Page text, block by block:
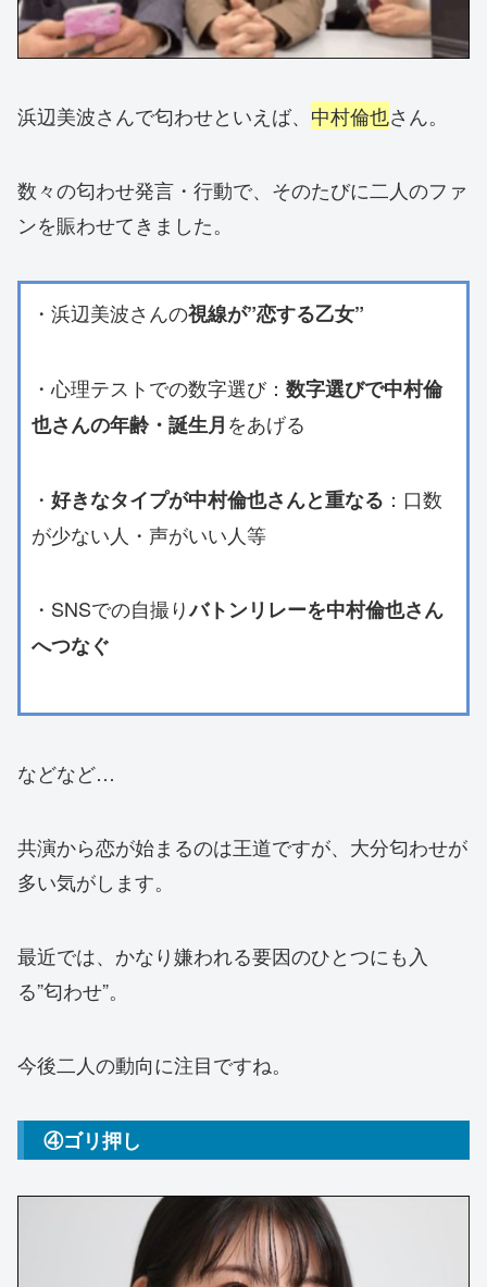
浜辺美波さんで匂わせといえば、 中村倫也さん。
数々の匂わせ発言・行動で、そのたびに二人のファ
ンを賑わせてきました。
・浜辺美波さんの視線が”恋する乙女”
・心理テストでの数字選び： 数字選びで中村倫
也さんの年齢・誕生月をあげる
・ 好きなタイプが中村倫也さんと重なる ：口数
が少ない人・声がいい人等
・SNSでの自撮りバトンリレーを中村倫也さん
へつなぐ
などなど…
共演から恋が始まるのは王道ですが、大分匂わせが
多い気がします。
最近では、かなり嫌われる要因のひとつにも入
る”匂わせ”。
今後二人の動向に注目ですね。
④ゴリ押し